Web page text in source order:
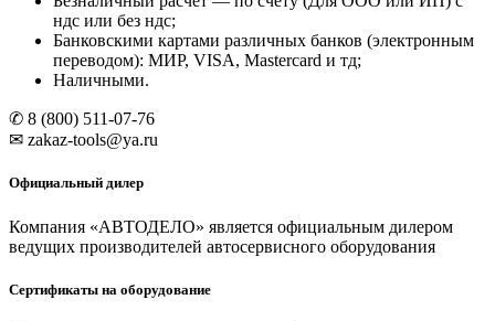
ндс или без ндс;
Банковскими картами различных банков (электронным
переводом): МИР, VISA, Mastercard и тд;
Наличными.
✆ 8 (800) 511-07-76
✉ zakaz-tools@ya.ru
Официальный дилер
Компания «АВТОДЕЛО» является официальным дилером
ведущих производителей автосервисного оборудования
Сертификаты на оборудование